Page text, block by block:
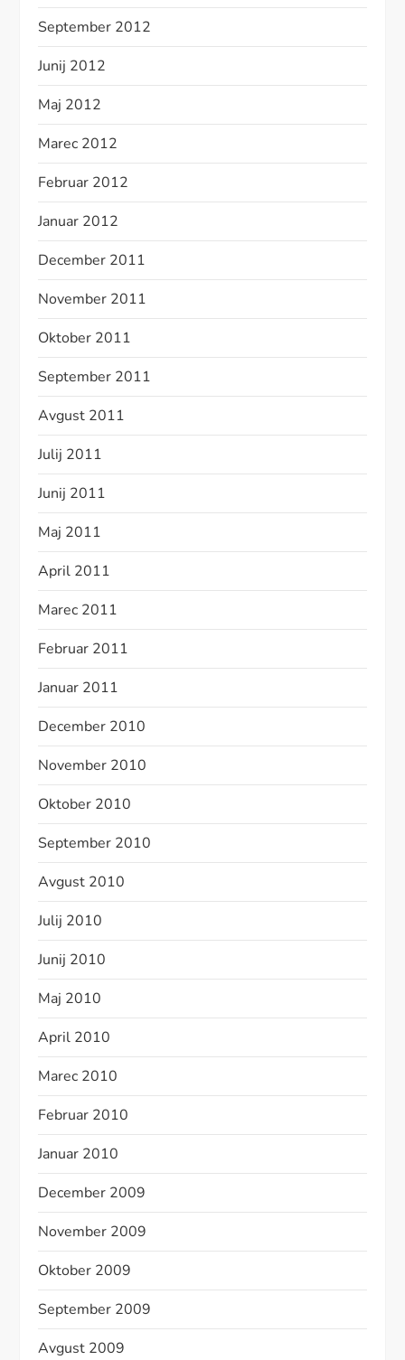
September 2012
Junij 2012
Maj 2012
Marec 2012
Februar 2012
Januar 2012
December 2011
November 2011
Oktober 2011
September 2011
Avgust 2011
Julij 2011
Junij 2011
Maj 2011
April 2011
Marec 2011
Februar 2011
Januar 2011
December 2010
November 2010
Oktober 2010
September 2010
Avgust 2010
Julij 2010
Junij 2010
Maj 2010
April 2010
Marec 2010
Februar 2010
Januar 2010
December 2009
November 2009
Oktober 2009
September 2009
Avgust 2009